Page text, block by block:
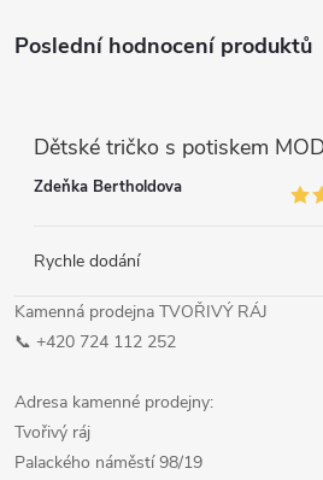
Poslední hodnocení produktů
Zdeňka Bertholdova
Rychle dodání
Kamenná prodejna TVOŘIVÝ RÁJ
📞 +420 724 112 252
Adresa kamenné prodejny:
Tvořivý ráj
Palackého náměstí 98/19